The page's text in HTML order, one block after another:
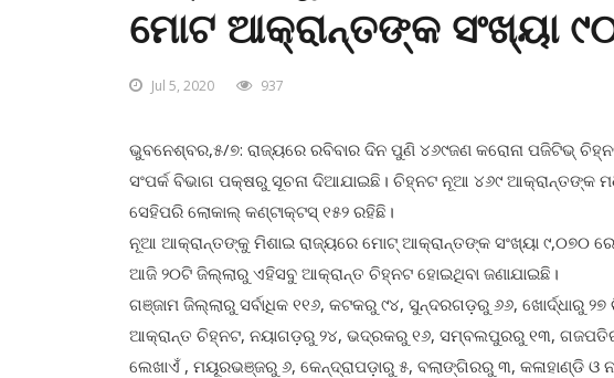
ମୋଟ ଆକ୍ରାନ୍ତଙ୍କ ସଂଖ୍ୟା
Jul 5, 2020 937
ଭୁବନେଶ୍ବର,୫/୭: ରାଜ୍ୟରେ ରବିବାର ଦିନ ପୁଣି ୪୬୯ଜଣ କରୋନା ପଜିଟିଭ୍
ସଂପର୍କ ବିଭାଗ ପକ୍ଷରୁ ସୂଚନା ଦିଆଯାଇଛି। ଚିହ୍ନଟ ନୂଆ ୪୬୯ ଆକ୍ରାନ୍ତଙ୍କ
ସେହିପରି ଲୋକାଲ୍ କଣ୍ଟାକ୍ଟସ୍ ୧୫୨ ରହିଛି।
ନୂଆ ଆକ୍ରାନ୍ତଙ୍କୁ ମିଶାଇ ରାଜ୍ୟରେ ମୋଟ୍ ଆକ୍ରାନ୍ତଙ୍କ ସଂଖ୍ୟା ୯,୦୭୦
ଆଜି ୨୦ଟି ଜିଲ୍ଲାରୁ ଏହିସବୁ ଆକ୍ରାନ୍ତ ଚିହ୍ନଟ ହୋଇଥିବା ଜଣାଯାଇଛି।
ଗଞ୍ଜାମ ଜିଲ୍ଲାରୁ ସର୍ବାଧିକ ୧୧୬, କଟକରୁ ୯୪, ସୁନ୍ଦରଗଡ଼ରୁ ୬୬, ଖୋର୍ଦ୍ଧାରୁ
ଆକ୍ରାନ୍ତ ଚିହ୍ନଟ, ନୟାଗଡ଼ରୁ ୨୪, ଭଦ୍ରକରୁ ୧୬, ସମ୍ବଲପୁରରୁ ୧୩,
ଲେଖାଏଁ , ମୟୂରଭଞ୍ଜରୁ ୬, କେନ୍ଦ୍ରାପଡ଼ାରୁ ୫, ବଲାଙ୍ଗିରରୁ ୩, କଳାହାଣ୍ଡି